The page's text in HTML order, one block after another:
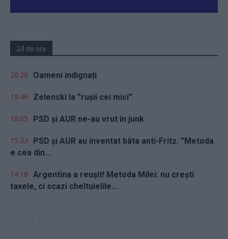
24 de ore
20.20 Oameni indignați
19.46 Zelenski la ”rușii cei mici”
16.05 PSD și AUR ne-au vrut în junk
15.33
PSD și AUR au inventat bâta anti-Fritz. ”Metoda
e cea din...
14.18 Argentina a reușit! Metoda Milei: nu crești
taxele, ci scazi cheltuielile...